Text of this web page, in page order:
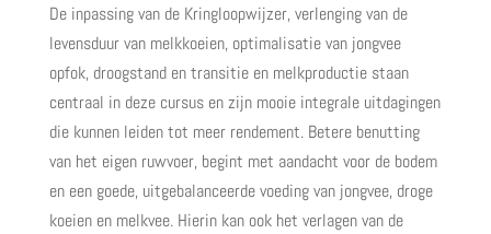
De inpassing van de Kringloopwijzer, verlenging van de
levensduur van melkkoeien, optimalisatie van jongvee
opfok, droogstand en transitie en melkproductie staan
centraal in deze cursus en zijn mooie integrale uitdagingen
die kunnen leiden tot meer rendement. Betere benutting
van het eigen ruwvoer, begint met aandacht voor de bodem
en een goede, uitgebalanceerde voeding van jongvee, droge
koeien en melkvee. Hierin kan ook het verlagen van de